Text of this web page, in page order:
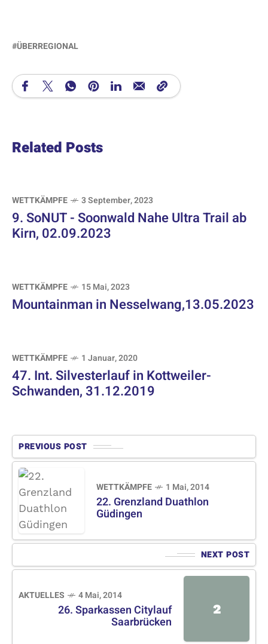
ÜBERREGIONAL
Related Posts
WETTKÄMPFE 3 September, 2023
9. SoNUT - Soonwald Nahe Ultra Trail ab
Kirn, 02.09.2023
WETTKÄMPFE 15 Mai, 2023
Mountainman in Nesselwang,13.05.2023
WETTKÄMPFE 1 Januar, 2020
47. Int. Silvesterlauf in Kottweiler-
Schwanden, 31.12.2019
PREVIOUS POST
WETTKÄMPFE 1 Mai, 2014
22. Grenzland Duathlon
Güdingen
NEXT POST
2
AKTUELLES 4 Mai, 2014
26. Sparkassen Citylauf
Saarbrücken